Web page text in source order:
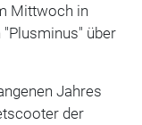
Mittwoch in
"Plusminus" über
Jahres
der